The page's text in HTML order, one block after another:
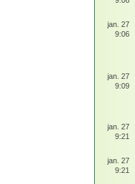
jan. 27
9:06
jan. 27
9:09
jan. 27
9:21
jan. 27
9:21